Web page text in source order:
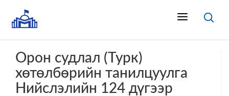
Орон судлал (Турк)
хөтөлбөрийн танилцуулга
Нийслэлийн 124 дүгээр